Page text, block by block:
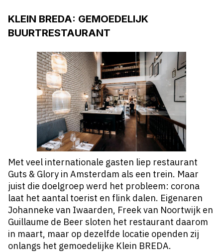
KLEIN BREDA: GEMOEDELIJK
BUURTRESTAURANT
Met veel internationale gasten liep restaurant
Guts & Glory in Amsterdam als een trein. Maar
juist die doelgroep werd het probleem: corona
laat het aantal toerist en flink dalen. Eigenaren
Johanneke van Iwaarden, Freek van Noortwijk en
Guillaume de Beer sloten het restaurant daarom
in maart, maar op dezelfde locatie openden zij
onlangs het gemoedelijke Klein BREDA.